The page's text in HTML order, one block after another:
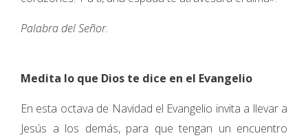
Palabra del Señor.
Medita lo que Dios te dice en el Evangelio
En esta octava de Navidad el Evangelio invita a llevar a
Jesús a los demás, para que tengan un encuentro